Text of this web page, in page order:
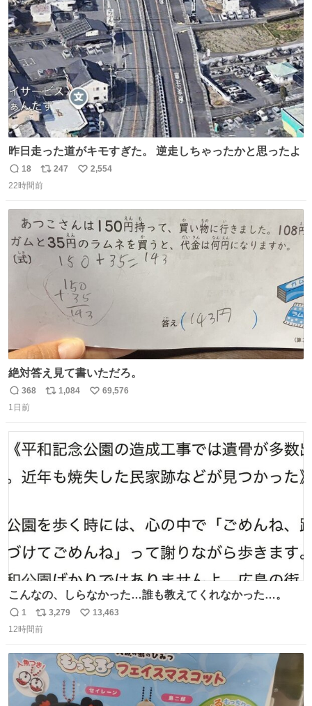
数
昨日走った道がキモすぎた。 逆走しちゃったかと思ったよ
返
信
18
リ
ポ
ト
247
い
数
2,554
22時間前
絶対答え見て書いただろ。
返
信
368
リ
ト
数
1,084
い
数
69,576
1日前
こんなの、しらなかった…誰も教えてくれなかった…。
返
信
1
リ
ポ
ト
数
3,279
い
数
13,463
12時間前